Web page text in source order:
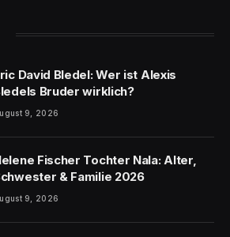
David Bledel: Wer ist Alexis
Bruder wirklich?
9, 2026
Fischer Tochter Nala: Alter,
& Familie 2026
9, 2026